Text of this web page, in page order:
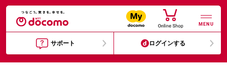
MENU
サポート ログインする